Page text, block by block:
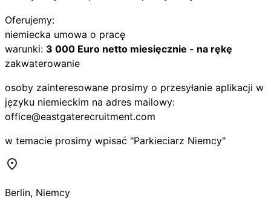
Oferujemy:
niemiecka umowa o pracę
warunki: 3 000 Euro netto miesięcznie - na rękę
zakwaterowanie
osoby zainteresowane prosimy o przesyłanie aplikacji w
języku niemieckim na adres mailowy:
office@eastgaterecruitment.com
w temacie prosimy wpisać "Parkieciarz Niemcy"
Berlin, Niemcy